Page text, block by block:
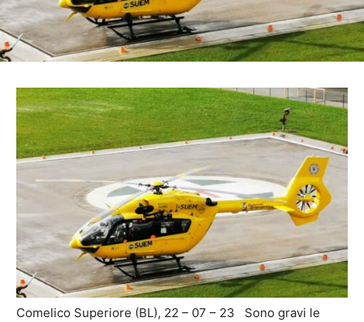
Comelico Superiore (BL), 22 – 07 – 23 Sono gravi le